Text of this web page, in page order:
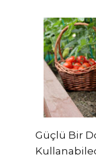
Güçlü Bir